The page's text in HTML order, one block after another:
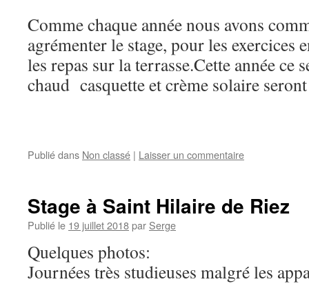
Comme chaque année nous avons
agrémenter le stage, pour les exercices
les repas sur la terrasse.Cette année ce
chaud casquette et crème solaire
Publié dans Non classé | Laisser un commentaire
Stage à Saint Hilaire de Riez
Publié le 19 juillet 2018par Serge
Quelques photos:
Journées très studieuses malgré les